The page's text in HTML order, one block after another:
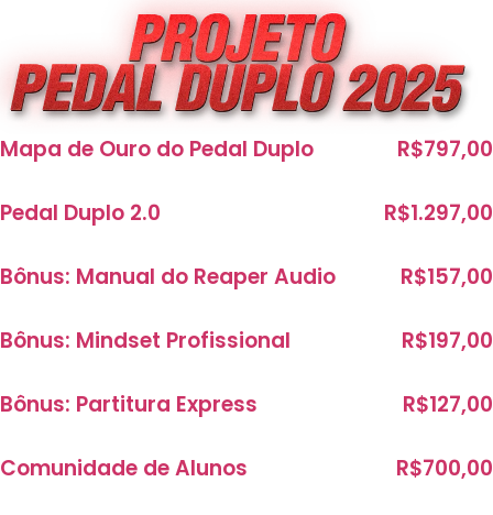
Mapa de Ouro do Pedal Duplo R$797,00
Pedal Duplo 2.0 R$1.297,00
Bônus: Manual do Reaper Audio R$157,00
Bônus: Mindset Profissional R$197,00
Bônus: Partitura Express R$127,00
Comunidade de Alunos R$700,00